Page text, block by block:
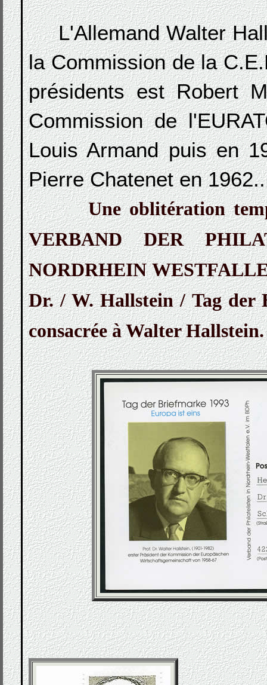
L'Allemand Walter
la Commission de la
présidents est Robert
Commission de
Louis Armand puis en
Pierre Chatenet en 1962..
Une oblitération
VERBAND DER
NORDRHEIN
Dr. / W. Hallstein / Tag der
consacrée à Walter Hallstein.